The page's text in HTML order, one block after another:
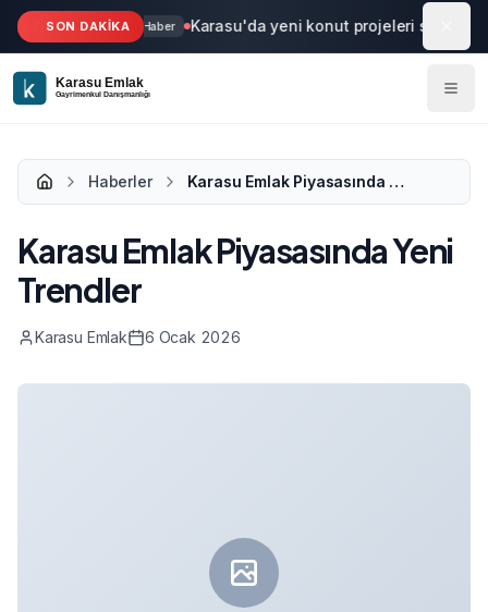
Ana içeriğe geç
SON DAKİKA Haber Karasu'da yeni konut projeleri start aldı
Haberler Karasu Emlak Piyasasında Yeni Trendler
Karasu Emlak Piyasasında Yeni
Trendler
Karasu Emlak 6 Ocak 2026